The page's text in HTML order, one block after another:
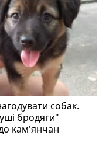
собак.
бродяги"
кам'янчан